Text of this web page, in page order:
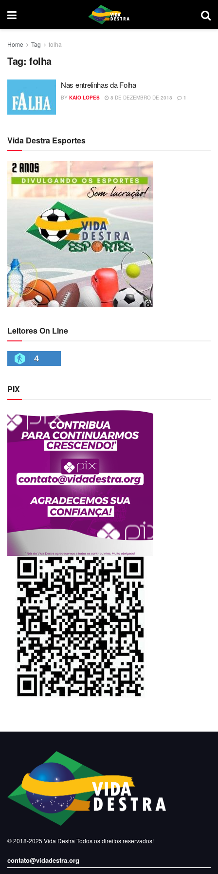
Home Tag folha
Tag: folha
Nas entrelinhas da Folha
BY KAIO LOPES 8 DE DEZEMBRO DE 2018 1
Vida Destra Esportes
Leitores On Line
4
PIX
© 2018-2025 Vida Destra Todos os direitos reservados!
contato@vidadestra.org